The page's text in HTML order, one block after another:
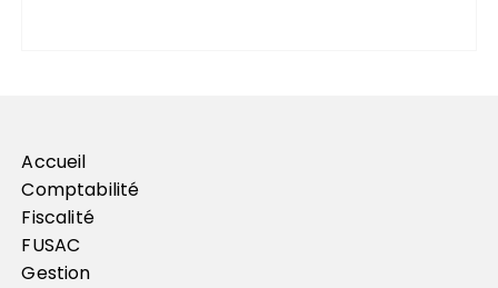
Accueil
Comptabilité
Fiscalité
FUSAC
Gestion